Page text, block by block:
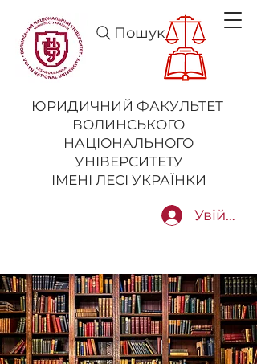
ЮРИДИЧНИЙ ФАКУЛЬТЕТ
ВОЛИНСЬКОГО
НАЦІОНАЛЬНОГО
УНІВЕРСИТЕТУ
ІМЕНІ ЛЕСІ УКРАЇНКИ
Увійти
Пошук